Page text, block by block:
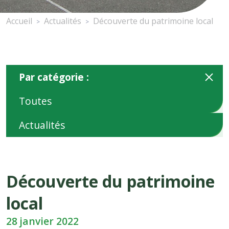
Accueil > Actualités > Découverte du patrimoine local
Par catégorie :
Toutes
Actualités
Découverte du patrimoine
local
28 janvier 2022